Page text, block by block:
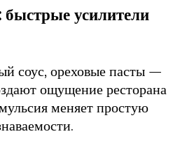
усилители
соус, ореховые пасты —
ощущение ресторана
меняет простую